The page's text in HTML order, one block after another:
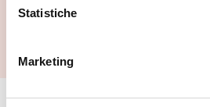
Statistiche
Marketing